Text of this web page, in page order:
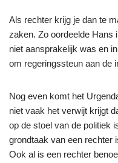
Als rechter krijg je dan te
zaken. Zo oordeelde Hans
niet aansprakelijk was en
om regeringssteun aan de
Nog even komt het
niet vaak het verwijt krijgt
op de stoel van de politiek
grondtaak van een rechter
Ook al is een rechter